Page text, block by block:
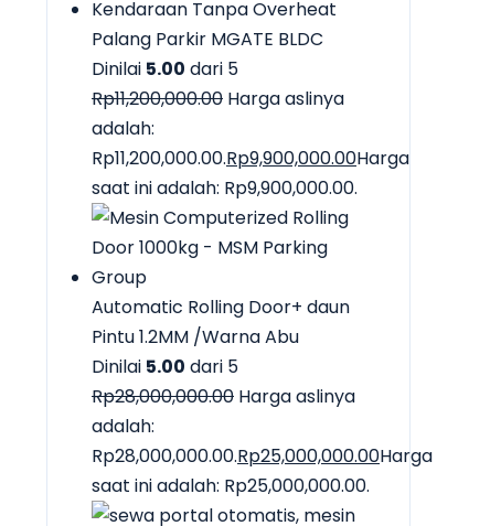
Palang Parkir MGATE BLDC
Dinilai 5.00 dari 5
Rp11,200,000.00 Harga aslinya
adalah:
Rp11,200,000.00.Rp9,900,000.00Harga
saat ini adalah: Rp9,900,000.00.
Automatic Rolling Door+ daun
Pintu 1.2MM /Warna Abu
Dinilai 5.00 dari 5
Rp28,000,000.00 Harga aslinya
adalah:
Rp28,000,000.00.Rp25,000,000.00Harga
saat ini adalah: Rp25,000,000.00.